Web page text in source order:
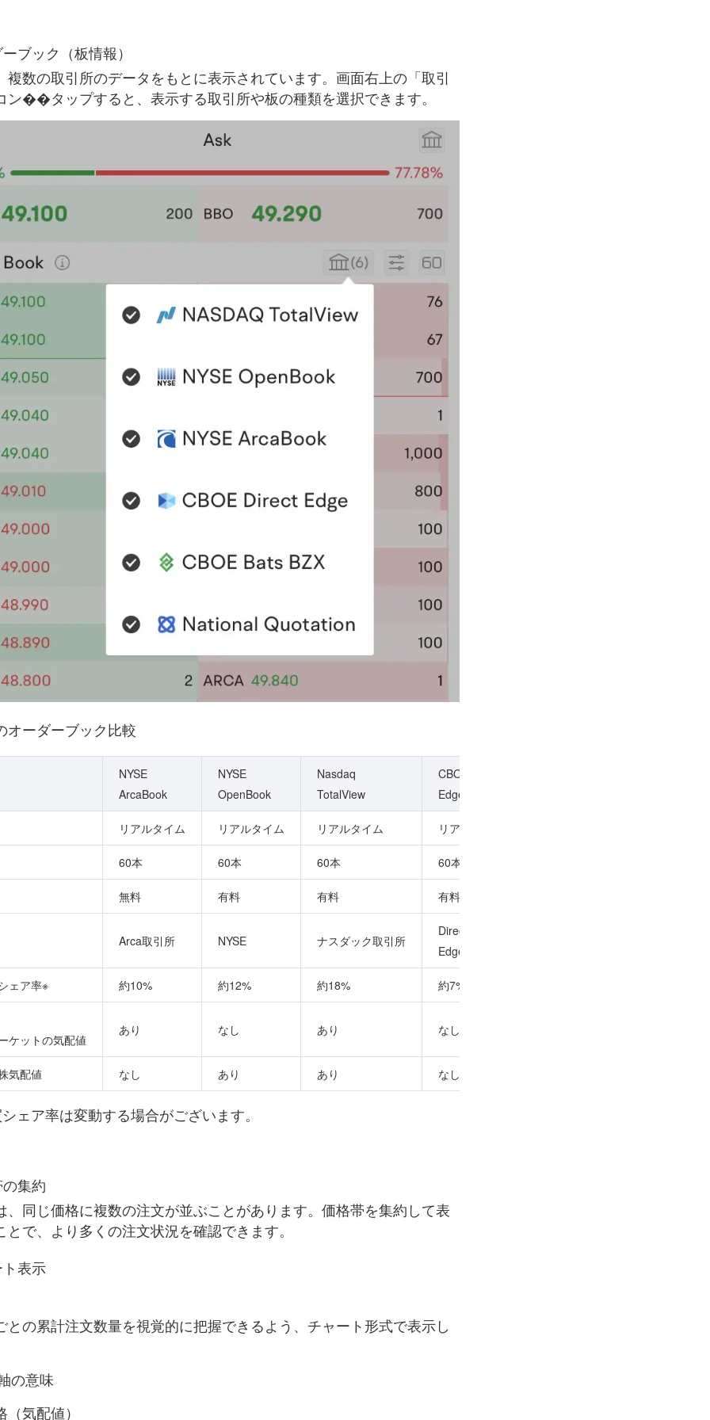
ブック（板情報）
複数の取引所のデータをもとに表示されています。画面右上の「取引
ン��タップすると、表示する取引所や板の種類を選択できます。
オーダーブック比較
NYSE
ArcaBook
NYSE
OpenBook
Nasdaq
TotalView
CBOE Direct
Edge
リアルタイム リアルタイム リアルタイム リアルタイム
60本 60本 60本 60本
無料 有料 有料 有料
Arca取引所 NYSE ナスダック取引所
Direct
Edge取引所
ェア率※ 約10% 約12% 約18% 約7%
ケットの気配値
あり なし あり なし
気配値 なし あり あり なし
ェア率は変動する場合がございます。
集約
、同じ価格に複数の注文が並ぶことがあります。価格帯を集約して表
で、より多くの注文状況を確認できます。
表示
との累計注文数量を視覚的に把握できるよう、チャート形式で表示し
の意味
気配値）